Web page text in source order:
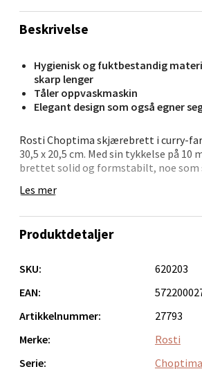
Beskrivelse
Hygienisk og fuktbestandig
skarp lenger
Tåler oppvaskmaskin
Elegant design som også egner
Rosti Choptima skjærebrett i curry-
30,5 x 20,5 cm. Med sin tykkelse på 10
brettet solid og formstabilt, noe som
materialet er spesielt utviklet for å
tåler oppvaskmaskin.
Dette skjærebrettet er ikke bare et
minimalistiske danske designet, skapt
servering, der det egner seg perfekt til
brød, tapas eller andre småretter på
Choptima-serien inkluderer tre
Les mer
Produktdetaljer
SKU:
620203
EAN:
Artikkelnummer:
27793
Merke:
Rosti
Serie:
Choptima
Bergen - Thon Senter
Åpent i dag 10-18
0 i butikk
Lillemarkens markensgate 25B,